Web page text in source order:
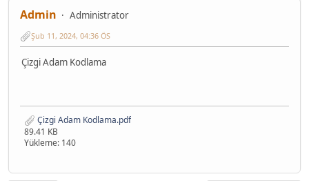
Admin Administrator
Şub 11, 2024, 04:36 ÖS
Çizgi Adam Kodlama
Çizgi Adam Kodlama.pdf
89.41 KB
Yükleme: 140